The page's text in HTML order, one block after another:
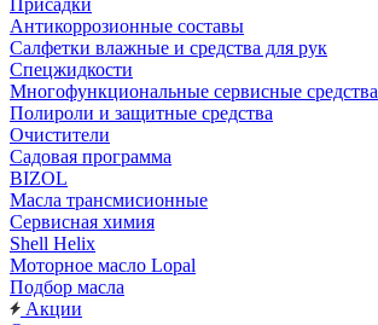
Присадки
Антикоррозионные составы
Салфетки влажные и средства для рук
Спецжидкости
Многофункциональные сервисные средства
Полироли и защитные средства
Очистители
Садовая программа
BIZOL
Масла трансмисионные
Сервисная химия
Shell Helix
Моторное масло Lopal
Подбор масла
Акции